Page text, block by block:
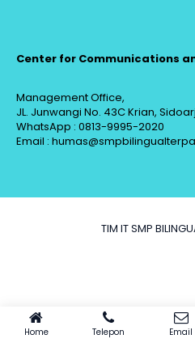
Center for Communications
Management Office,
JL. Junwangi No. 43C Krian,
WhatsApp : 0813-9995-2020
Email :
TIM IT SMP
Home Telepon Email